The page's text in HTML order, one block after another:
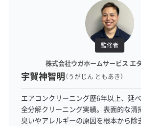
監修者
株式会社ウガホームサービス エ
宇賀神智明（うがじん ともあき）
エアコンクリーニング歴6年以上、延
全分解クリーニング実績。表面的な清
臭いやアレルギーの原因を根本から除